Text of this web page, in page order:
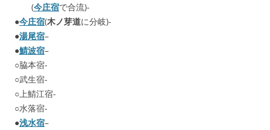
(今庄宿で合流)-
●今庄宿(木ノ芽道に分岐)-
●湯尾宿–
●鯖波宿–
○脇本宿-
○武生宿-
○上鯖江宿-
○水落宿-
●浅水宿–